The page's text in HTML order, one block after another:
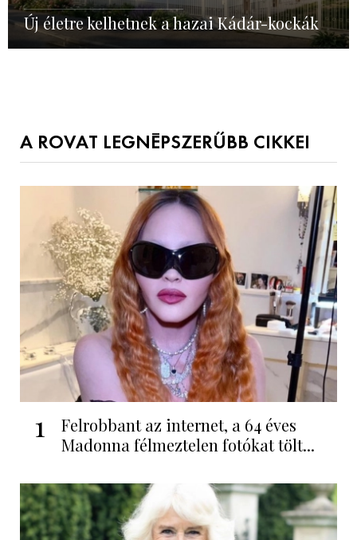
Új életre kelhetnek a hazai Kádár-kockák
A ROVAT LEGNÉPSZERŰBB CIKKEI
1
Felrobbant az internet, a 64 éves
Madonna félmeztelen fotókat tölt...